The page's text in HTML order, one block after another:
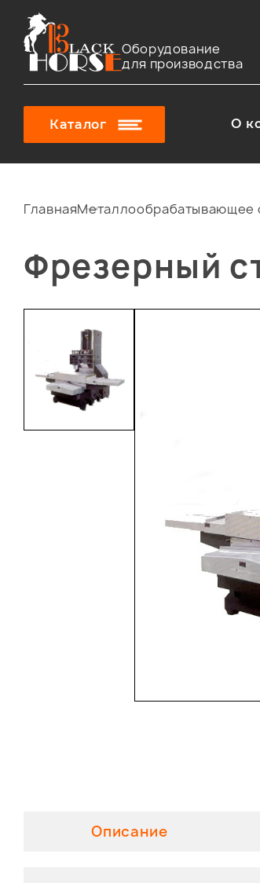
Оборудование
для производства
Каталог О
ГлавнаяМеталлообрабатывающее
Фрезерный
Описание